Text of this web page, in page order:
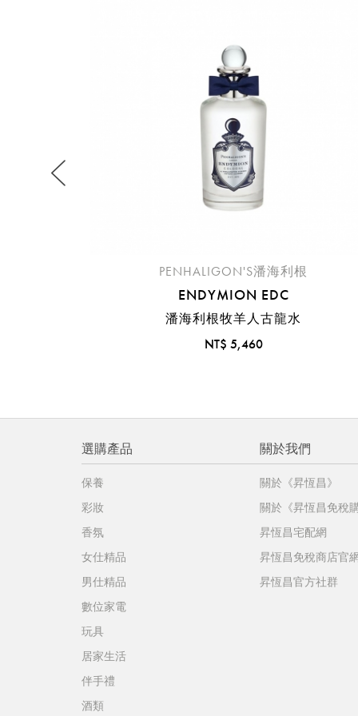
PENHALIGON'S潘海利根
ENDYMION EDC
潘海利根牧羊人古龍水
NT$ 5,460
選購產品
保養
彩妝
香氛
女仕精品
男仕精品
數位家電
玩具
居家生活
伴手禮
酒類
關於我們
關於《昇恆昌》
關於《昇恆昌免稅
昇恆昌宅配網
昇恆昌免稅商店官
昇恆昌官方社群